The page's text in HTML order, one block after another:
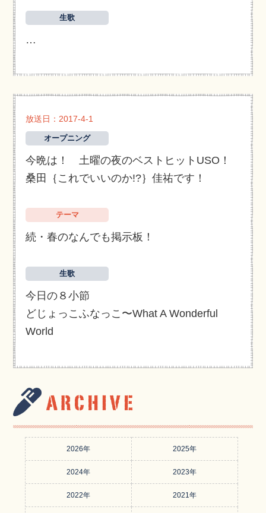
生歌
…
放送日：2017-4-1
オープニング
今晩は！ 土曜の夜のベストヒットUSO！
桑田｛これでいいのか!?｝佳祐です！
テーマ
続・春のなんでも掲示板！
生歌
今日の８小節
どじょっこふなっこ〜What A Wonderful
World
2026年 2025年
2024年 2023年
2022年 2021年